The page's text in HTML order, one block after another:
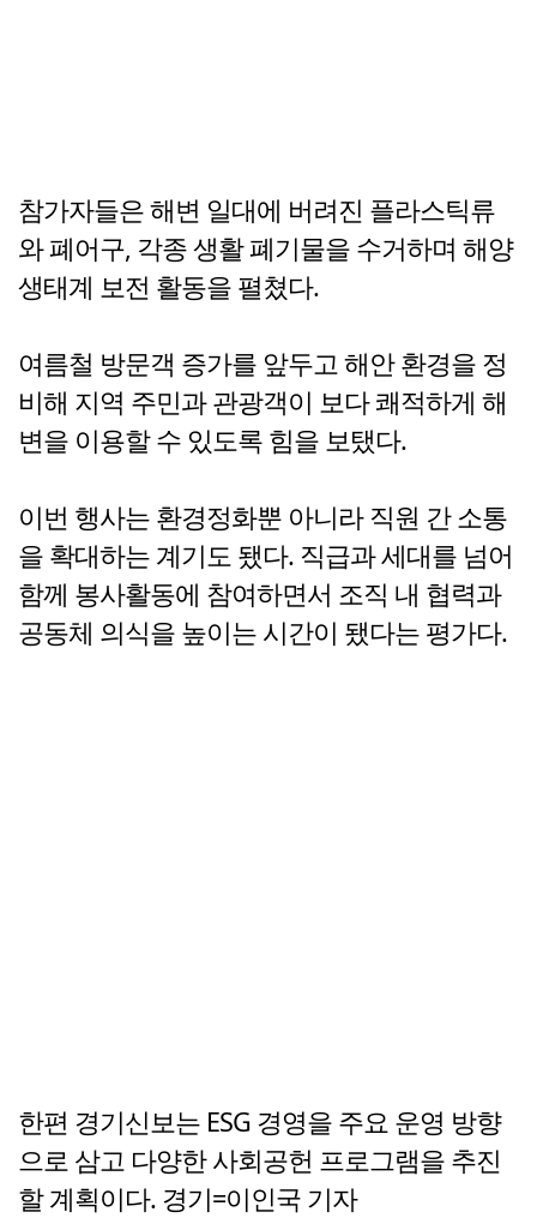
참가자들은 해변 일대에 버려진 플라스틱류
와 폐어구, 각종 생활 폐기물을 수거하며 해양
생태계 보전 활동을 펼쳤다.
여름철 방문객 증가를 앞두고 해안 환경을 정
비해 지역 주민과 관광객이 보다 쾌적하게 해
변을 이용할 수 있도록 힘을 보탰다.
이번 행사는 환경정화뿐 아니라 직원 간 소통
을 확대하는 계기도 됐다. 직급과 세대를 넘어
함께 봉사활동에 참여하면서 조직 내 협력과
공동체 의식을 높이는 시간이 됐다는 평가다.
한편 경기신보는 ESG 경영을 주요 운영 방향
으로 삼고 다양한 사회공헌 프로그램을 추진
할 계획이다. 경기=이인국 기자